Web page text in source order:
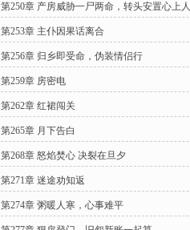
第250章 产房威胁一尸两命，转头安置心上人
第253章 主仆因果话离合
第256章 归乡即受命，伪装情侣行
第259章 房密电
第262章 红裙闯关
第265章 月下告白
第268章 怒焰焚心 决裂在旦夕
第271章 迷途劝知返
第274章 粥暖人寒，心事难平